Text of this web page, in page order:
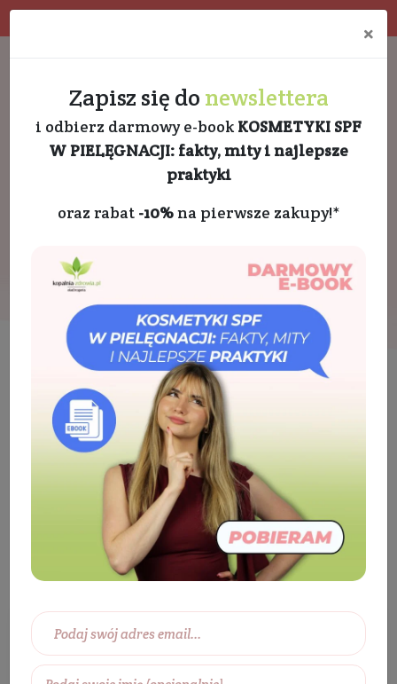
Kosmetyki Akcesoria
Kosmetyki mini size
Wybierz zakres cen:
×
Zapisz się do newslettera
i odbierz darmowy e-book KOSMETYKI SPF
W PIELĘGNACJI: fakty, mity i najlepsze
praktyki
oraz rabat -10%na pierwsze zakupy!*